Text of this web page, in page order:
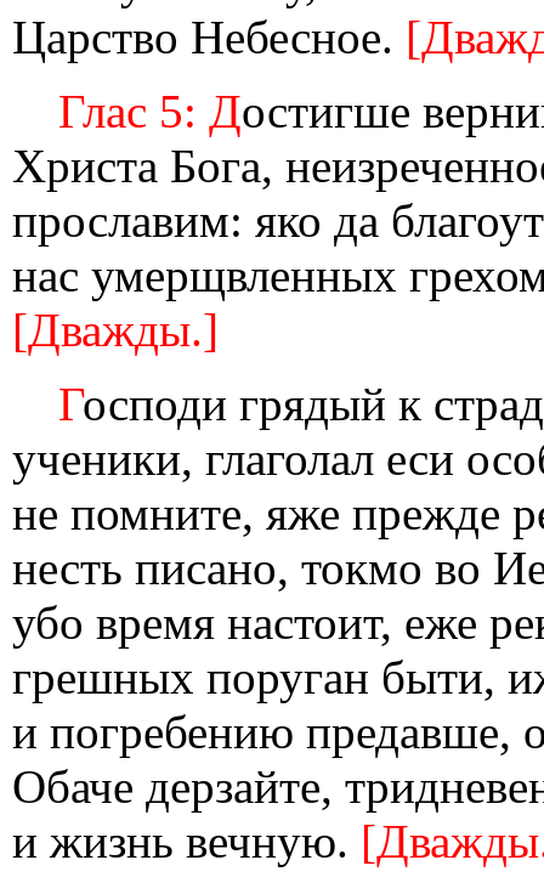
Царство Небесное.
Глас 5: Достигше
Христа Бога,
прославим: яко да
нас умерщвленных
[Дважды.]
Господи грядый к
ученики, глаголал еси
не помните, яже прежде
несть писано, токмо во
убо время настоит, еже
грешных поруган быти,
и погребению предавше,
Обаче дерзайте,
и жизнь вечную.